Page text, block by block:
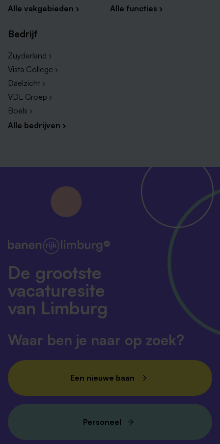
Alle vakgebieden ›
Alle functies ›
Bedrijf
Zuyderland ›
Vista College ›
Daelzicht ›
VDL Groep ›
Boels ›
Alle bedrijven ›
De grootste
vacaturesite
van Limburg
Waar ben je naar op zoek?
Een nieuwe baan
Personeel